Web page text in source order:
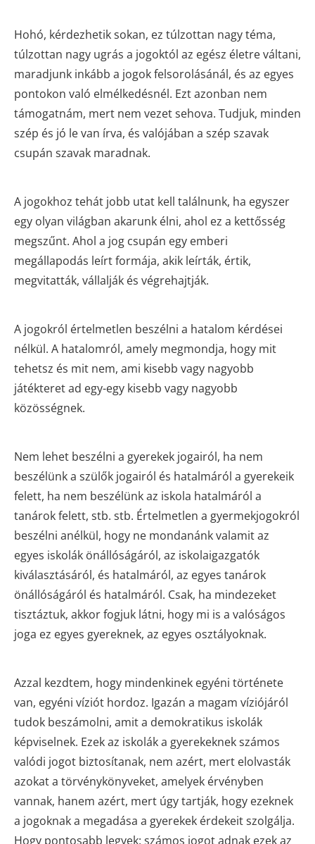
Hohó, kérdezhetik sokan, ez túlzottan nagy téma,
túlzottan nagy ugrás a jogoktól az egész életre váltani,
maradjunk inkább a jogok felsorolásánál, és az egyes
pontokon való elmélkedésnél. Ezt azonban nem
támogatnám, mert nem vezet sehova. Tudjuk, minden
szép és jó le van írva, és valójában a szép szavak
csupán szavak maradnak.
A jogokhoz tehát jobb utat kell találnunk, ha egyszer
egy olyan világban akarunk élni, ahol ez a kettősség
megszűnt. Ahol a jog csupán egy emberi
megállapodás leírt formája, akik leírták, értik,
megvitatták, vállalják és végrehajtják.
A jogokról értelmetlen beszélni a hatalom kérdései
nélkül. A hatalomról, amely megmondja, hogy mit
tehetsz és mit nem, ami kisebb vagy nagyobb
játékteret ad egy-egy kisebb vagy nagyobb
közösségnek.
Nem lehet beszélni a gyerekek jogairól, ha nem
beszélünk a szülők jogairól és hatalmáról a gyerekeik
felett, ha nem beszélünk az iskola hatalmáról a
tanárok felett, stb. stb. Értelmetlen a gyermekjogokról
beszélni anélkül, hogy ne mondanánk valamit az
egyes iskolák önállóságáról, az iskolaigazgatók
kiválasztásáról, és hatalmáról, az egyes tanárok
önállóságáról és hatalmáról. Csak, ha mindezeket
tisztáztuk, akkor fogjuk látni, hogy mi is a valóságos
joga ez egyes gyereknek, az egyes osztályoknak.
Azzal kezdtem, hogy mindenkinek egyéni története
van, egyéni víziót hordoz. Igazán a magam víziójáról
tudok beszámolni, amit a demokratikus iskolák
képviselnek. Ezek az iskolák a gyerekeknek számos
valódi jogot biztosítanak, nem azért, mert elolvasták
azokat a törvénykönyveket, amelyek érvényben
vannak, hanem azért, mert úgy tartják, hogy ezeknek
a jogoknak a megadása a gyerekek érdekeit szolgálja.
Hogy pontosabb legyek: számos jogot adnak ezek az